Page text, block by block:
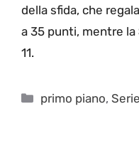
della sfida, che
a 35 punti, mentre la
11.
Categorie
primo piano,